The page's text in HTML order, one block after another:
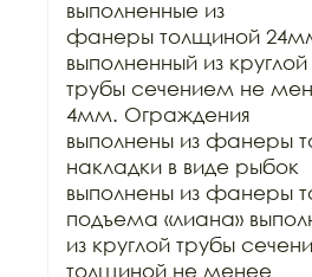
выполненные из
фанеры толщиной 24мм
выполненный из круглой
трубы сечением не
4мм. Ограждения
выполнены из фанеры
накладки в виде рыбок
выполнены из фанеры
подъема «лиана»
из круглой трубы
толщиной не менее